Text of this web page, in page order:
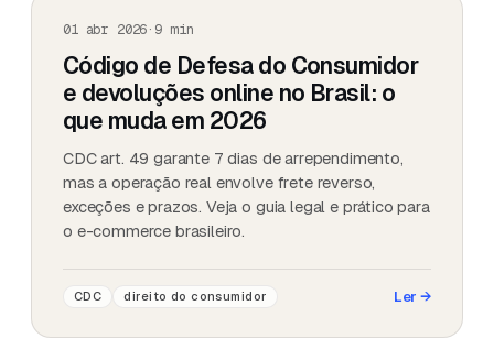
01 abr 2026 · 9min
Código de Defesa do Consumidor
e devoluções online no Brasil: o
que muda em 2026
CDC art. 49 garante 7 dias de arrependimento,
mas a operação real envolve frete reverso,
exceções e prazos. Veja o guia legal e prático para
o e-commerce brasileiro.
CDC direito do consumidor Ler→